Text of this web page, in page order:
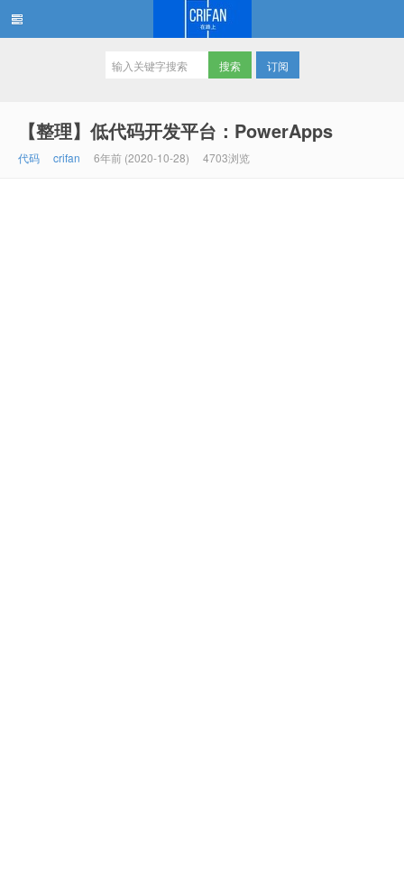
订阅
【整理】低代码开发平台：PowerApps
代码 crifan 6年前 (2020-10-28) 4703浏览